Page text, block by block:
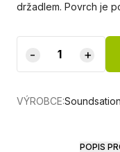
držadlem. Povrch je
- +
VÝROBCE:Soundsation
POPIS